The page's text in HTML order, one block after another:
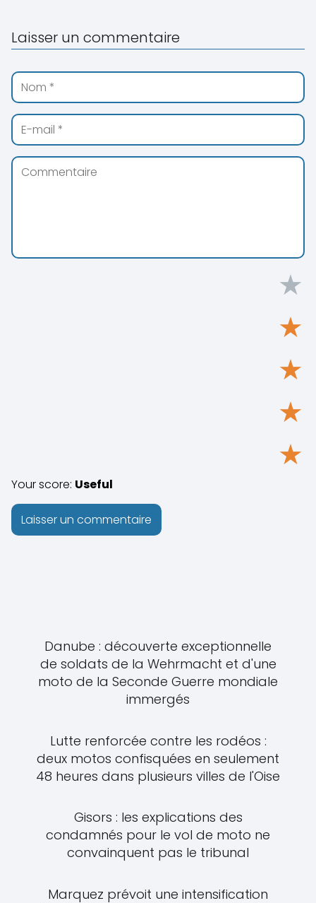
Laisser un commentaire
★
★
★
★
★
Your score: Useful
Danube : découverte exceptionnelle
de soldats de la Wehrmacht et d'une
moto de la Seconde Guerre mondiale
immergés
Lutte renforcée contre les rodéos :
deux motos confisquées en seulement
48 heures dans plusieurs villes de l'Oise
Gisors : les explications des
condamnés pour le vol de moto ne
convainquent pas le tribunal
Marquez prévoit une intensification